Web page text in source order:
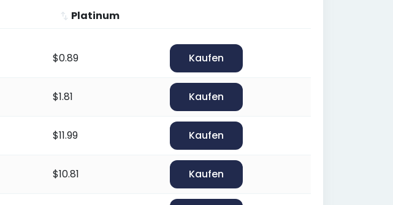
Platinum
$0.89 Kaufen
$1.81 Kaufen
$11.99 Kaufen
$10.81 Kaufen